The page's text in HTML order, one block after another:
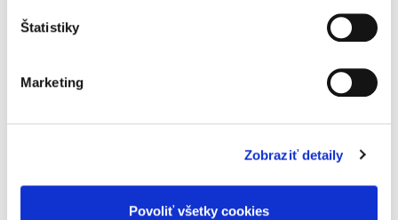
Štatistiky
Marketing
Zobraziť detaily
Povoliť všetky cookies
Predkladaná publikácia ponúka detailné
práve. Primárne sa kniha venuje možnosti
odporovať škodlivé úkony...
Ústavnosť v
zdravotnej
starostlivosti